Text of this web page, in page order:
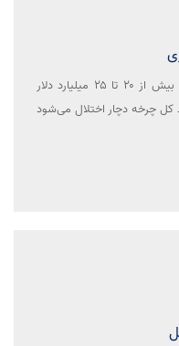
به‌طور طبیعی سالانه در صنعت نفت باید بیش از ۲۰ تا ۲۵ میلیارد دلار
کل چرخه دچار اختلال می‌شود